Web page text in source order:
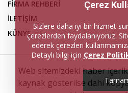
FİRMA REHBERİ
İLETİŞİM
KÜNYE
Web sitemizdeki haber
kaynak gösterilse dahi
Çerez
Sizlere daha iyi bir hizmet
çerezlerden faydalanıyoruz.
ederek çerezleri
Detaylı bilgi için Çerez